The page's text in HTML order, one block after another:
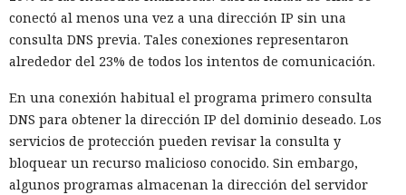
FBI observa ataques contra escuelas, edificios
gubernamentales, lugares de culto, hospitales, nodos de
transporte y otros lugares públicos. El objetivo es
sobrecargar a los servicios de emergencia de forma
simultánea.
Los mensajes falsos pueden provocar evacuaciones, el
cierre de escuelas y eventos, el bloqueo de edificios y la
conectó al menos una vez a una dirección IP sin una
consulta DNS previa. Tales conexiones representaron
alrededor del 23% de todos los intentos de comunicación.
En una conexión habitual el programa primero consulta
DNS para obtener la dirección IP del dominio deseado. Los
servicios de protección pueden revisar la consulta y
bloquear un recurso malicioso conocido. Sin embargo,
algunos programas almacenan la dirección del servidor